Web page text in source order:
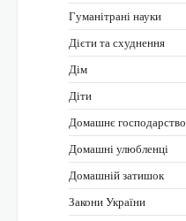
Гуманітрані науки
Дієти та схуднення
Дім
Діти
Домашнє господарство
Домашні улюбленці
Домашній затишок
Закони України